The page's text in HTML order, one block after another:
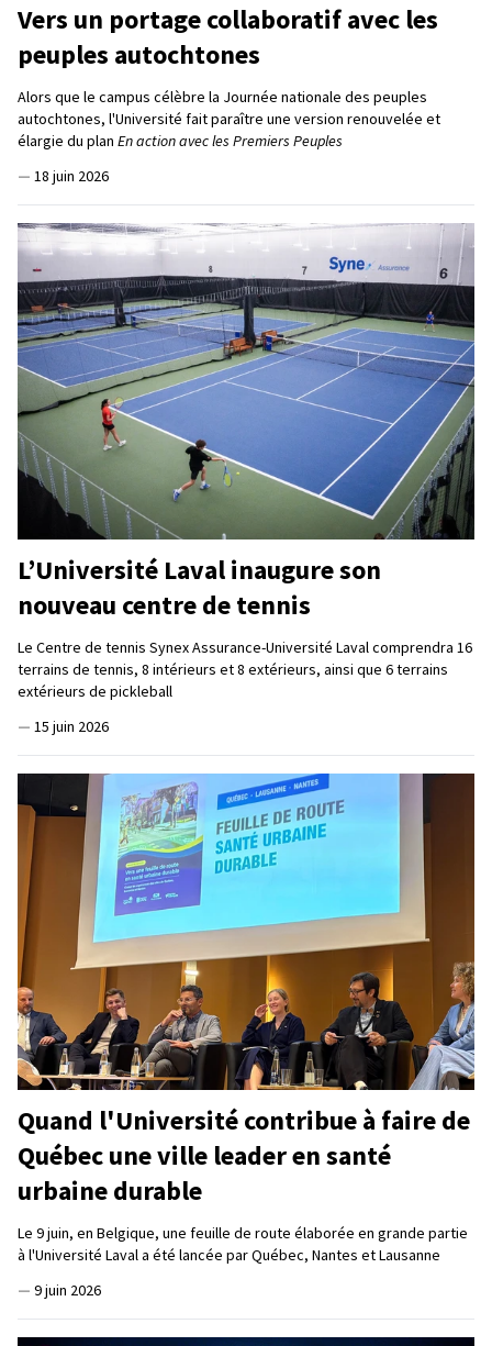
Vers un portage collaboratif avec les
peuples autochtones
Alors que le campus célèbre la Journée nationale des peuples
autochtones, l'Université fait paraître une version renouvelée et
élargie du plan En action avec les Premiers Peuples
— 18 juin 2026
L’Université Laval inaugure son
nouveau centre de tennis
Le Centre de tennis Synex Assurance-Université Laval comprendra 16
terrains de tennis, 8 intérieurs et 8 extérieurs, ainsi que 6 terrains
extérieurs de pickleball
— 15 juin 2026
Quand l'Université contribue à faire de
Québec une ville leader en santé
urbaine durable
Le 9 juin, en Belgique, une feuille de route élaborée en grande partie
à l'Université Laval a été lancée par Québec, Nantes et Lausanne
— 9 juin 2026